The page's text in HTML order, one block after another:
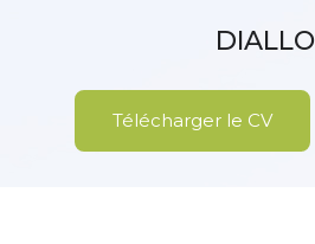
DIALLO
Télécharger le CV